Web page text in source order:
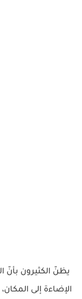
يظنّ الكثيرون
الإضاءة إلى